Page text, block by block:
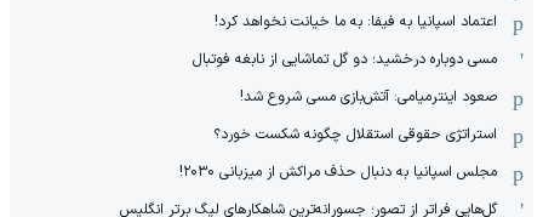
اعتماد اسپانیا به فیفا: به ما خیانت نخواهد کرد!
مسی دوباره درخشید؛ دو گل تماشایی از نابغه فوتبال
صعود اینترمیامی: آتش‌بازی مسی شروع شد!
استراتژی حقوقی استقلال چگونه شکست خورد؟
مجلس اسپانیا به دنبال حذف مراکش از میزبانی ۲۰۳۰!
گل‌هایی فراتر از تصور؛ جسورانه‌ترین شاهکارهای لیگ برتر انگلیس